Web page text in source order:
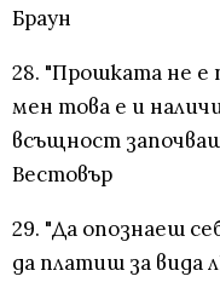
Браун
28. "Прошката не е
мен това е и
всъщност
Вестовър
29. "Да опознаеш
да платиш за вида